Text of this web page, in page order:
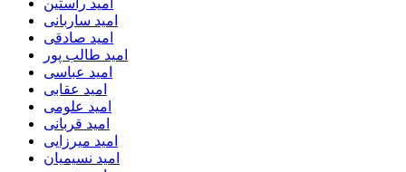
امید ساربانی
امید صادقی
امید طالب پور
امید عباسی
امید عقابی
امید علومی
امید قربانی
امید میرزایی
امید نسیمیان